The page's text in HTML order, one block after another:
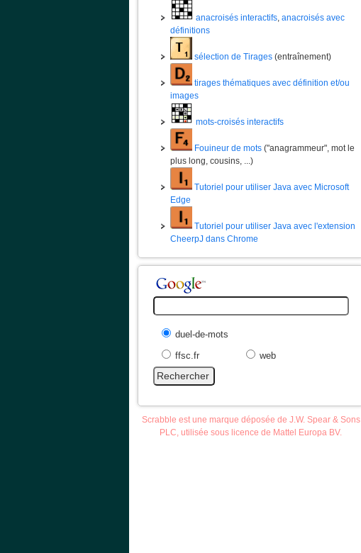
anacroisés interactifs, anacroisés avec
définitions
sélection de Tirages (entraînement)
tirages thématiques avec définition et/ou
images
mots-croisés interactifs
Fouineur de mots ("anagrammeur", mot le
plus long, cousins, ...)
Tutoriel pour utiliser Java avec Microsoft
Edge
Tutoriel pour utiliser Java avec l'extension
CheerpJ dans Chrome
duel-de-mots
ffsc.fr
web
Scrabble est une marque déposée de J.W. Spear & Sons
PLC, utilisée sous licence de Mattel Europa BV.